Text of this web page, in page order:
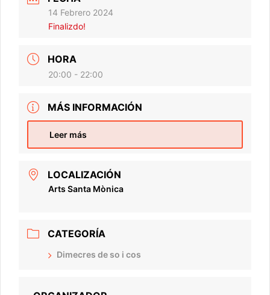
14 Febrero 2024
Finalizdo!
HORA
20:00 - 22:00
MÁS INFORMACIÓN
Leer más
LOCALIZACIÓN
Arts Santa Mònica
CATEGORÍA
Dimecres de so i cos